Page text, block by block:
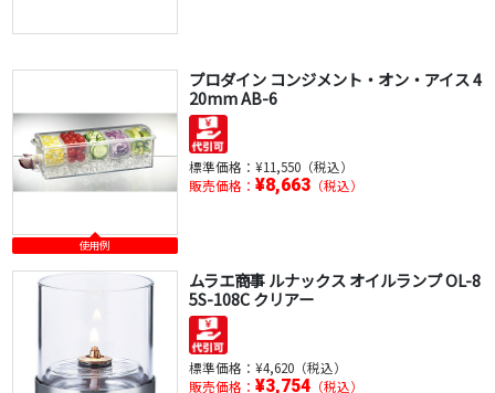
使用例
プロダイン コンジメント・オン・アイス 4
20mm AB-6
標準価格： ¥11,550（税込）
販売価格： ¥8,663（税込）
ムラエ商事 ルナックス オイルランプ OL-8
5S-108C クリアー
標準価格： ¥4,620（税込）
販売価格： ¥3,754（税込）